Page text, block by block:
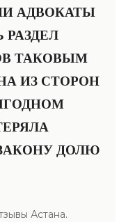
АДВОКАТЫ
ТАКОВЫМ
ИЗ СТОРОН
ДОЛЮ
Астана.